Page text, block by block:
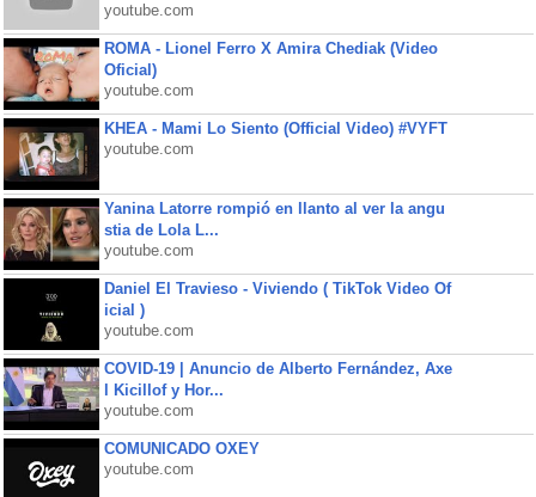
youtube.com
ROMA - Lionel Ferro X Amira Chediak (Video
Oficial)
youtube.com
KHEA - Mami Lo Siento (Official Video) #VYFT
youtube.com
Yanina Latorre rompió en llanto al ver la angu
stia de Lola L...
youtube.com
Daniel El Travieso - Viviendo ( TikTok Video Of
icial )
youtube.com
COVID-19 | Anuncio de Alberto Fernández, Axe
l Kicillof y Hor...
youtube.com
COMUNICADO OXEY
youtube.com